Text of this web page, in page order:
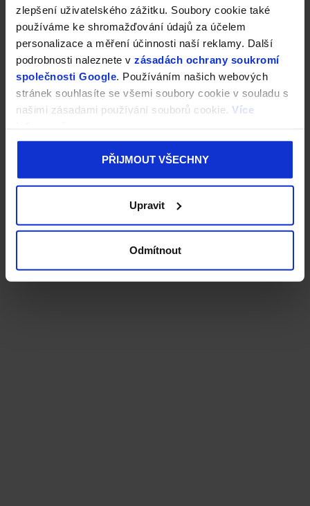
zlepšení uživatelského zážitku. Soubory cookie také
používáme ke shromažďování údajů za účelem
personalizace a měření účinnosti naší reklamy. Další
podrobnosti naleznete v zásadách ochrany soukromí
společnosti Google . Používáním našich webových
stránek souhlasíte se všemi soubory cookie v souladu s
našimi zásadami používání souborů cookie. Více
PŘIJMOUT VŠECHNY
Upravit
Odmítnout